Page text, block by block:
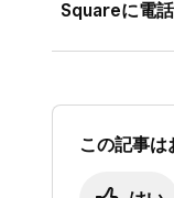
情報を個人情
扱っています
ます。さらに
す。詳しくは
Squareに電
査に関する
お問い合わせ
この記事は